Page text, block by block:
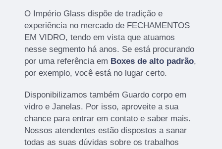
O Império Glass dispõe de tradição e
experiência no mercado de FECHAMENTOS
EM VIDRO, tendo em vista que atuamos
nesse segmento há anos. Se está procurando
por uma referência em Boxes de alto padrão,
por exemplo, você está no lugar certo.
Disponibilizamos também Guardo corpo em
vidro e Janelas. Por isso, aproveite a sua
chance para entrar em contato e saber mais.
Nossos atendentes estão dispostos a sanar
todas as suas dúvidas sobre os trabalhos